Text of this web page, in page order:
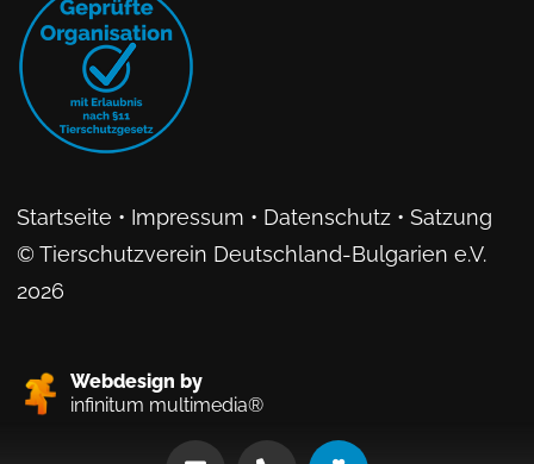
Startseite • Impressum • Datenschutz• Satzung
© Tierschutzverein Deutschland-Bulgarien e.V.
2026
Webdesign by
infinitum multimedia®